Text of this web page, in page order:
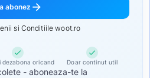
abonez arrow_forward
si Conditiile woot.ro
check
dezabona oricand
check
Doar continut util